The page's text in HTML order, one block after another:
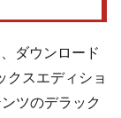
ダウンロード
クスエディショ
ツのデラック